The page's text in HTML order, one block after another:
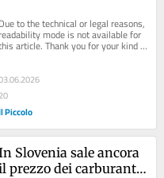
Due to the technical or legal reasons,
readability mode is not available for
article. Thank you for your kind
20
Piccolo
Slovenia sale ancora
prezzo dei carburanti: